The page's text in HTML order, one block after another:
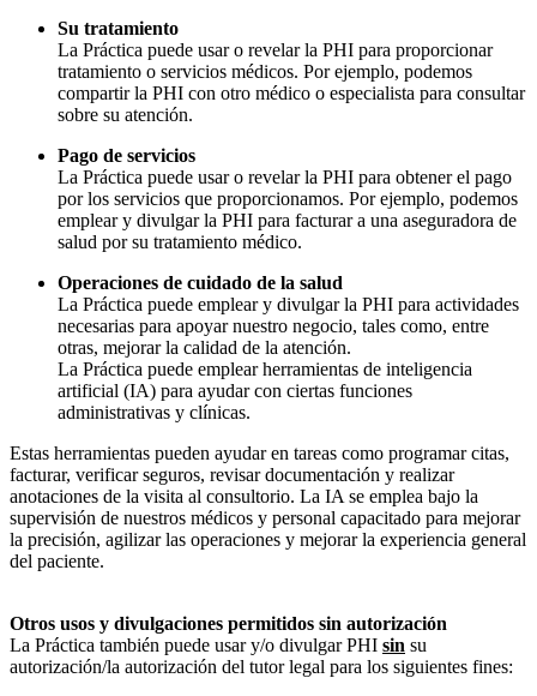
Su tratamiento
La Práctica puede usar o revelar la PHI para proporcionar
tratamiento o servicios médicos. Por ejemplo, podemos
compartir la PHI con otro médico o especialista para consultar
sobre su atención.
Pago de servicios
La Práctica puede usar o revelar la PHI para obtener el pago
por los servicios que proporcionamos. Por ejemplo, podemos
emplear y divulgar la PHI para facturar a una aseguradora de
salud por su tratamiento médico.
Operaciones de cuidado de la salud
La Práctica puede emplear y divulgar la PHI para actividades
necesarias para apoyar nuestro negocio, tales como, entre
otras, mejorar la calidad de la atención.
La Práctica puede emplear herramientas de inteligencia
artificial (IA) para ayudar con ciertas funciones
administrativas y clínicas.
Estas herramientas pueden ayudar en tareas como programar citas,
facturar, verificar seguros, revisar documentación y realizar
anotaciones de la visita al consultorio. La IA se emplea bajo la
supervisión de nuestros médicos y personal capacitado para mejorar
la precisión, agilizar las operaciones y mejorar la experiencia general
del paciente.
Otros usos y divulgaciones permitidos sin autorización
La Práctica también puede usar y/o divulgar PHI sin su
autorización/la autorización del tutor legal para los siguientes fines: